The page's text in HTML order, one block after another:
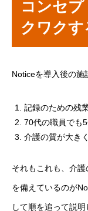
コンセ
クワクす
Noticeを導入後の施
記録のための残
70代の職員でも
介護の質が大き
それもこれも、介
を備えているのが
して順を追って説明